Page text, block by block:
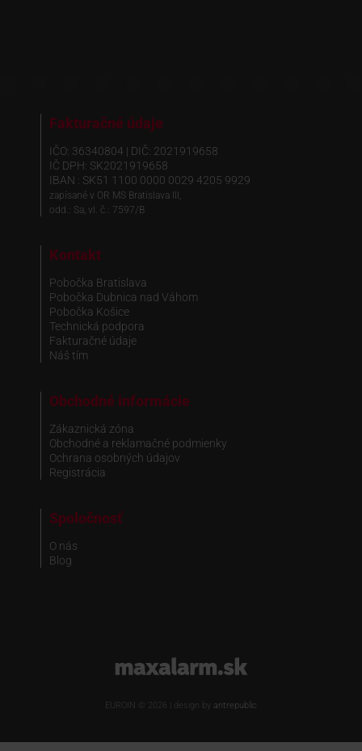
Fakturačné údaje
IČO: 36340804 | DIČ: 2021919658
IČ DPH: SK2021919658
IBAN : SK51 1100 0000 0029 4205 9929
zapísané v OR MS Bratislava III,
odd.: Sa, vl. č.: 7597/B
Kontakt
Pobočka Bratislava
Pobočka Dubnica nad Váhom
Pobočka Košice
Technická podpora
Fakturačné údaje
Náš tím
Obchodné informácie
Zákaznická zóna
Obchodné a reklamačné podmienky
Ochrana osobných údajov
Registrácia
Spoločnosť
O nás
Blog
www.maxalarm.sk
EUROIN © 2026 | design by antrepublic